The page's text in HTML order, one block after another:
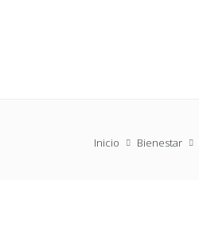
Inicio Bienestar